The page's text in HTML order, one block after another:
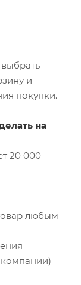
и
покупки.
на
20 000
любым
компании)